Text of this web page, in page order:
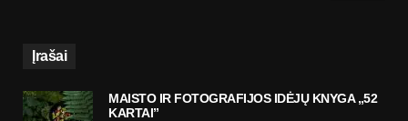
Įrašai
MAISTO IR FOTOGRAFIJOS IDĖJŲ KNYGA „52
KARTAI”